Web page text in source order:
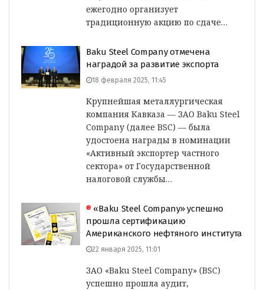
ежегодно организует
традиционную акцию по сдаче…
Baku Steel Company отмечена
наградой за развитие экспорта
18 февраля 2025, 11:45
Крупнейшая металлургическая
компания Кавказа — ЗАО Baku Steel
Company (далее BSC) — была
удостоена награды в номинации
«Активный экспортер частного
сектора» от Государственной
налоговой службы…
® «Baku Steel Company» успешно
прошла сертификацию
Американского нефтяного института
22 января 2025, 11:01
ЗАО «Baku Steel Company» (BSC)
успешно прошла аудит,